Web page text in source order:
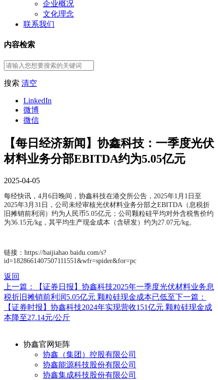
企业概况
文化理念
联系我们
内容检索
搜索 清空
LinkedIn
微博
微信
【每日经济新闻】协鑫科技：一季度光伏
材料业务分部EBITDA约为5.05亿元
2025-04-05
每经快讯，4月6日晚间，协鑫科技在港交所公告，2025年1月1日至
2025年3月31日，公司未经审核光伏材料业务分部之EBITDA（息税折
旧摊销前利润）约为人民币5.05亿元；公司颗粒硅平均对外含税售价约
为36.15元/kg，其平均生产现金成本（含研发）约为27.07元/kg。
链接：https://baijiahao.baidu.com/s?
id=1828661407507111551&wfr=spider&for=pc
返回
上一篇：【证券日报】协鑫科技2025年一季度光伏材料业务息
税折旧摊销前利润5.05亿元 颗粒硅现金成本已低至下一篇：
【证券时报】协鑫科技2024年实现营收151亿元 颗粒硅现金成
本降至27.14元/公斤
协鑫官网矩阵
协鑫（集团）控股有限公司
协鑫能源科技股份有限公司
协鑫集成科技股份有限公司